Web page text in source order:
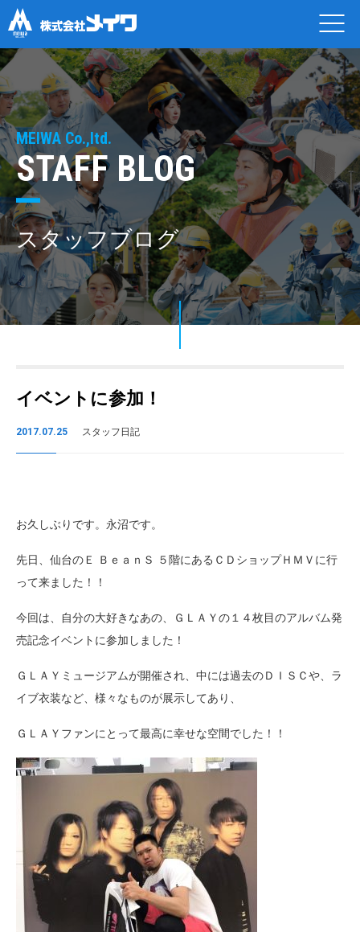
MEIWA Co.,ltd.
STAFF BLOG
スタッフブログ
イベントに参加！
2017.07.25 スタッフ日記
お久しぶりです。永沼です。
先日、仙台のＥ ＢｅａｎＳ ５階にあるＣＤショップＨＭＶに行
って来ました！！
今回は、自分の大好きなあの、ＧＬＡＹの１４枚目のアルバム発
売記念イベントに参加しました！
ＧＬＡＹミュージアムが開催され、中には過去のＤＩＳＣや、ラ
イブ衣装など、様々なものが展示してあり、
ＧＬＡＹファンにとって最高に幸せな空間でした！！